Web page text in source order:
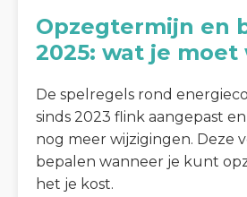
Opzegtermijn en
2025: wat je moet
De spelregels rond
sinds 2023 flink aangepast
nog meer wijzigingen. Deze
bepalen wanneer je kunt
het je kost.